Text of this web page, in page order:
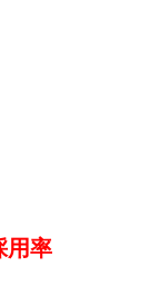
用率